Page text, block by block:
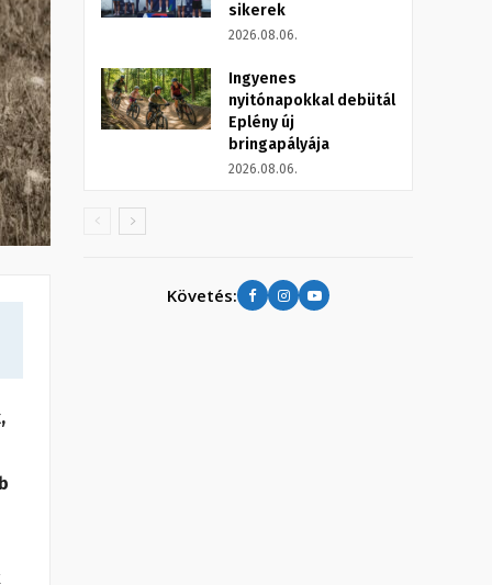
sikerek
2026.08.06.
Ingyenes
nyitónapokkal debütál
Eplény új
bringapályája
2026.08.06.
Követés: